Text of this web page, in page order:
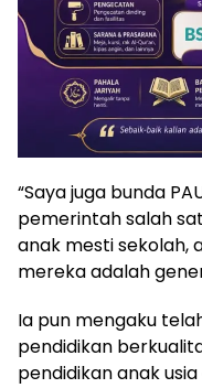
“Saya juga bunda
pemerintah salah
anak mesti sekolah,
mereka adalah
Ia pun mengaku
pendidikan
pendidikan anak usia